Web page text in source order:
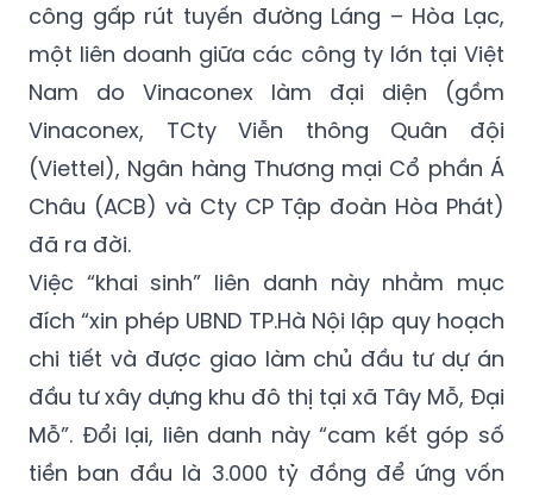
công gấp rút tuyến đường Láng – Hòa Lạc,
một liên doanh giữa các công ty lớn tại Việt
Nam do Vinaconex làm đại diện (gồm
Vinaconex, TCty Viễn thông Quân đội
(Viettel), Ngân hàng Thương mại Cổ phần Á
Châu (ACB) và Cty CP Tập đoàn Hòa Phát)
đã ra đời.
Việc “khai sinh” liên danh này nhằm mục
đích “xin phép UBND TP.Hà Nội lập quy hoạch
chi tiết và được giao làm chủ đầu tư dự án
đầu tư xây dựng khu đô thị tại xã Tây Mỗ, Đại
Mỗ”. Đổi lại, liên danh này “cam kết góp số
tiền ban đầu là 3.000 tỷ đồng để ứng vốn